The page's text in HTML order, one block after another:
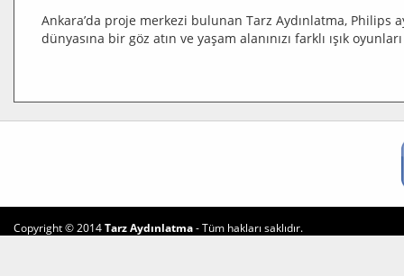
Ankara’da proje merkezi bulunan Tarz Aydınlatma, Philips
dünyasına bir göz atın ve yaşam alanınızı farklı ışık
Copyright © 2014Tarz Aydınlatma- Tüm hakları saklıdır.